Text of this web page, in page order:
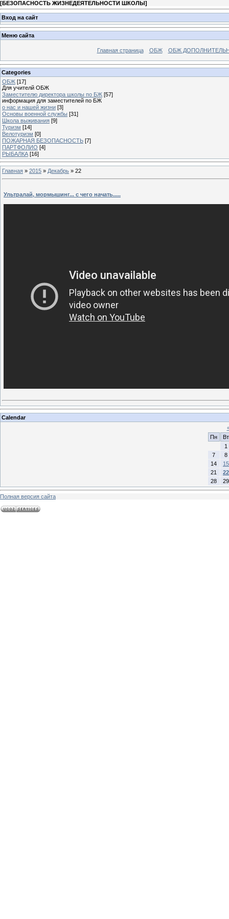
[БЕЗОПАСНОСТЬ ЖИЗНЕДЕЯТЕЛЬНОСТИ ШКОЛЫ]
Вход на сайт
Меню сайта
Главная страница ОБЖ ОБЖ
Categories
ОБЖ [17]
Для учителй ОБЖ
Заместителю директора школы по БЖ [57]
информация для заместителей по БЖ
о нас и нашей жизни [3]
Основы военной службы [31]
Школа выживания [9]
Туризм [14]
Велотуризм [0]
ПОЖАРНАЯ БЕЗОПАСНОСТЬ [7]
ПАРТФОЛИО [4]
РЫБАЛКА [16]
Главная » 2015 » Декабрь » 22
Ультралай, мормышинг... с чего начать.....
Calendar
Пн
Вт
1
7
8
14
15
21
22
28
29
Полная версия сайта